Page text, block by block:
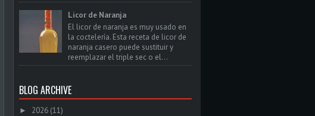
Licor de Naranja
El licor de naranja es muy usado en
la coctelería. Esta receta de licor de
naranja casero puede sustituir y
reemplazar el triple sec o el...
BLOG ARCHIVE
► 2026 (11)